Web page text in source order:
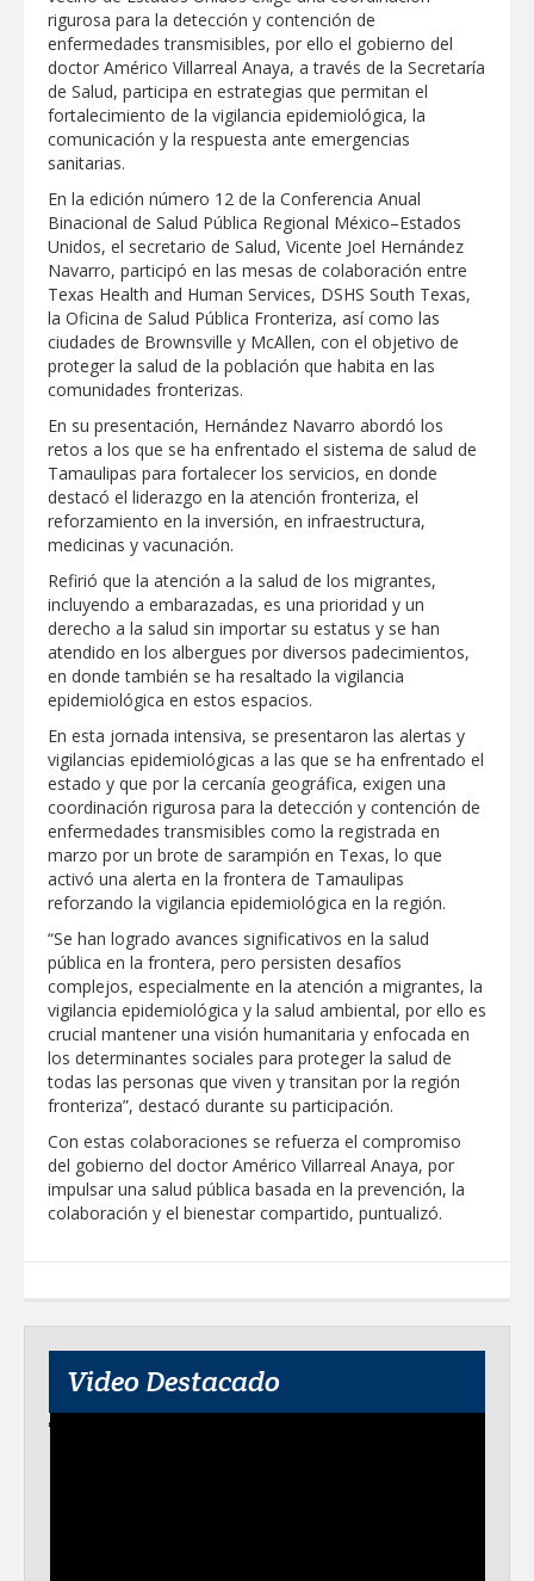
GOBIERNO MUNICIPAL ACERCA
SERVICIOS Y APOYOS A FAMILIAS CON
“PRESIDENCIA CERQUITA DE TI”
Impulsa STPS ferias del empleo para
jóvenes en tres regiones de Tamaulipas
Felicitó Carlos Peña Ortiz a más de 390
egresados de la Universidad Tecnológica
de Tamaulipas Norte
GOBIERNO DE CARMEN LILIA
CANTUROSAS INVIERTE EN
INFRAESTRUCTURA HÍDRICA PARA
GARANTIZAR UN MEJOR SERVICIO DE
AGUA POTABLE
Facilita DIF Tamaulipas trámite de
personas con discapacidad
CARMEN LILIA CANTUROSAS
CONSOLIDA A NUEVO LAREDO COMO
REFERENTE DE ENERGÍA LIMPIA EN
TAMAULIPAS
Destacó Alcalde Carlos Peña Ortiz
respuesta inmediata de servicios
municipales ante tormenta
La UAT, Gobierno del Estado y
ganaderos consolidan proyecto “Carne
Tam
GOBIERNO MUNICIPAL INVITA A
CAMPAÑA DE TAMIZAJE AUDITIVO
GRATUITO PARA RECIÉN NACIDOS EN
CLÍNICA UNE NUEVA ERA
Entregó Carlos Peña Ortiz apoyos de
"Mamá Luchona", acompañado por la
Senadora Maki Esther Ortiz Domínguez
Intensificó Municipio programa de
bacheo en cuatro colonias de Reynosa
rigurosa para la detección y contención de
enfermedades transmisibles, por ello el gobierno del
doctor Américo Villarreal Anaya, a través de la Secretaría
de Salud, participa en estrategias que permitan el
fortalecimiento de la vigilancia epidemiológica, la
comunicación y la respuesta ante emergencias
sanitarias.
En la edición número 12 de la Conferencia Anual
Binacional de Salud Pública Regional México–Estados
Unidos, el secretario de Salud, Vicente Joel Hernández
Navarro, participó en las mesas de colaboración entre
Texas Health and Human Services, DSHS South Texas,
la Oficina de Salud Pública Fronteriza, así como las
ciudades de Brownsville y McAllen, con el objetivo de
proteger la salud de la población que habita en las
comunidades fronterizas.
En su presentación, Hernández Navarro abordó los
retos a los que se ha enfrentado el sistema de salud de
Tamaulipas para fortalecer los servicios, en donde
destacó el liderazgo en la atención fronteriza, el
reforzamiento en la inversión, en infraestructura,
medicinas y vacunación.
Refirió que la atención a la salud de los migrantes,
incluyendo a embarazadas, es una prioridad y un
derecho a la salud sin importar su estatus y se han
atendido en los albergues por diversos padecimientos,
en donde también se ha resaltado la vigilancia
epidemiológica en estos espacios.
En esta jornada intensiva, se presentaron las alertas y
vigilancias epidemiológicas a las que se ha enfrentado el
estado y que por la cercanía geográfica, exigen una
coordinación rigurosa para la detección y contención de
enfermedades transmisibles como la registrada en
marzo por un brote de sarampión en Texas, lo que
activó una alerta en la frontera de Tamaulipas
reforzando la vigilancia epidemiológica en la región.
“Se han logrado avances significativos en la salud
pública en la frontera, pero persisten desafíos
complejos, especialmente en la atención a migrantes, la
vigilancia epidemiológica y la salud ambiental, por ello es
crucial mantener una visión humanitaria y enfocada en
los determinantes sociales para proteger la salud de
todas las personas que viven y transitan por la región
fronteriza”, destacó durante su participación.
Con estas colaboraciones se refuerza el compromiso
del gobierno del doctor Américo Villarreal Anaya, por
impulsar una salud pública basada en la prevención, la
colaboración y el bienestar compartido, puntualizó.
Video Destacado